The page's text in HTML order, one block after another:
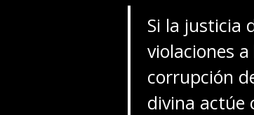
Si la justicia
violaciones
corrupción
divina actúe